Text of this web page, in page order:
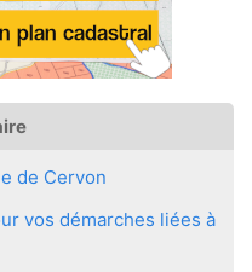
de Cervon
vos démarches liées à